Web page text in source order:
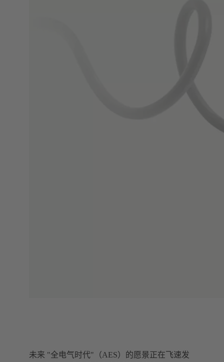
未来 "全电气时代"（AES）的愿景正在飞速发